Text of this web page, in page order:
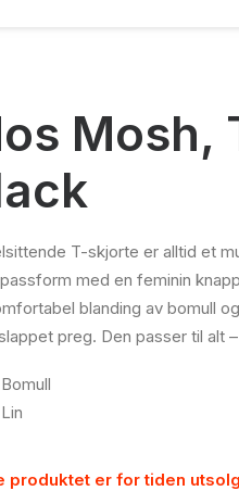
Mosh,
T-skjorte er alltid et
med en feminin
blanding av bomull
preg. Den passer til alt
produktet er for tiden